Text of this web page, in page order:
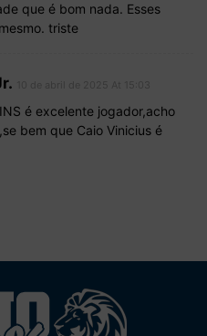
que é bom nada. Esses
triste
é excelente jogador,acho
bem que Caio Vinicius é